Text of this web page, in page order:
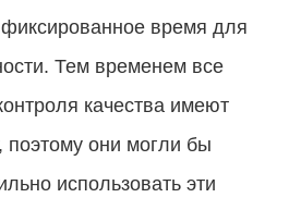
фиксированное время для
Тем временем все
качества имеют
поэтому они могли бы
использовать эти